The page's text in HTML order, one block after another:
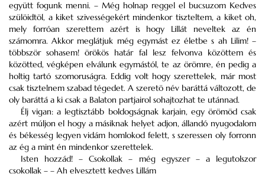
együtt fogunk menni. – Még holnap reggel el bucsuzom Kedves
szülöidtöl, a kiket szivességekért mindenkor tiszteltem, a kiket oh,
mely forróan szerettem azért is hogy Lillát neveltek az én
számomra. Akkor meglátjuk még egymást ez életbe s ah Lilim! –
többször sohasem! örökös határ fal lesz felvonva közöttem és
közötted, végképen elválunk egymástól, te az örömre, én pedig a
holtig tartó szomoruságra. Eddig volt hogy szerettelek, már most
csak tisztelnem szabad tégedet. A szeretö név baráttá változott, de
oly baráttá a ki csak a Balaton partjairol sohajtozhat te utánnad.
Élj vigan: a legtisztább boldogságnak karjain, egy örömöd csak
azért múljon el hogy a másiknak helyet adjon, állandó nyugodalom
és békesség legyen vidám homlokod felett, s szeressen oly forronn
az ég a mint én mindenkor szerettelek.
Isten hozzád! – Csokollak – még egyszer – a legutolszor
csokollak – – Ah elvesztett kedves Lillám